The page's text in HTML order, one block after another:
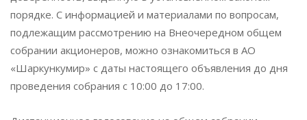
порядке. С информацией и материалами по вопросам,
подлежащим рассмотрению на Внеочередном общем
собрании акционеров, можно ознакомиться в АО
«Шаркункумир» с даты настоящего объявления до дня
проведения собрания с 10:00 до 17:00.